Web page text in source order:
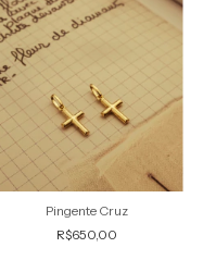
Pingente Cruz
R$650,00